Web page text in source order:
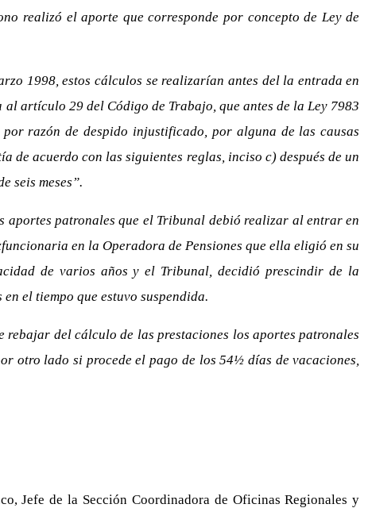
realizó el aporte que corresponde por concepto de Ley de
1998, estos cálculos se realizarían antes del la entrada en
artículo 29 del Código de Trabajo, que antes de la Ley 7983
razón de despido injustificado, por alguna de las causas
acuerdo con las siguientes reglas, inciso c) después de un
seis meses”.
aportes patronales que el Tribunal debió realizar al entrar en
en la Operadora de Pensiones que ella eligió en su
de varios años y el Tribunal, decidió prescindir de la
el tiempo que estuvo suspendida.
del cálculo de las prestaciones los aportes patronales
otro lado si procede el pago de los 54½ días de vacaciones,
Jefe de la Sección Coordinadora de Oficinas Regionales y